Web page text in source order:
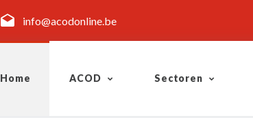
info@acodonline.be
Home ACOD Sectoren